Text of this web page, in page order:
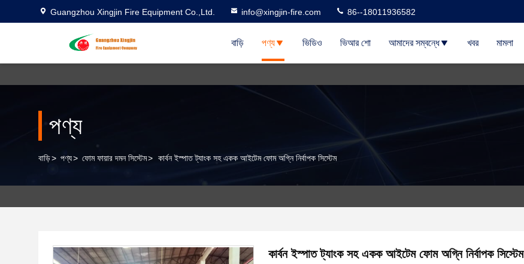
Guangzhou Xingjin Fire Equipment Co.,Ltd. info@xingjin-fire.com 86--18011936582
বাড়ি পণ্য ভিডিও ভিআর শো আমাদের সম্বন্ধে খবর মামলা
পণ্য
বাড়ি> পণ্য> ফোম ফায়ার দমন সিস্টেম> কার্বন ইস্পাত ট্যাংক সহ একক আইটেম ফোম অগ্নি নির্বাপক সিস্টেম
কার্বন ইস্পাত ট্যাংক সহ একক আইটেম ফোম অগ্নি নির্বাপক সিস্টেম